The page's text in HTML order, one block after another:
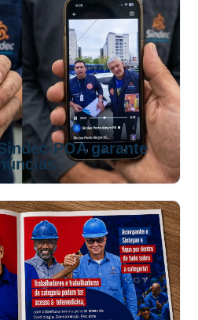
POA garante